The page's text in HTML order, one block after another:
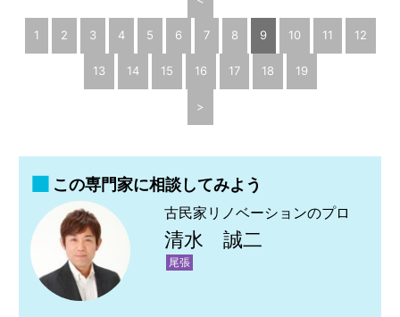
1 2 3 4 5 6 7 8 9 10 11 12
13 14 15 16 17 18 19
>
この専門家に相談してみよう
古民家リノベーションのプロ
清水 誠二
尾張